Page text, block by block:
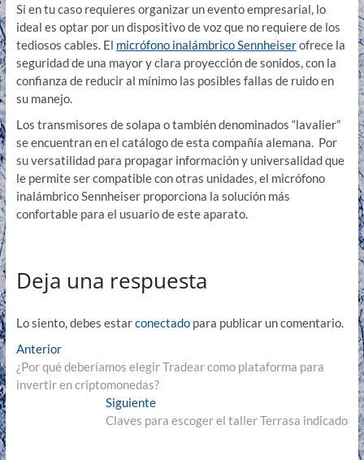
Si en tu caso requieres organizar un evento empresarial, lo
ideal es optar por un dispositivo de voz que no requiere de los
tediosos cables. El micrófono inalámbrico Sennheiserofrece la
seguridad de una mayor y clara proyección de sonidos, con la
confianza de reducir al mínimo las posibles fallas de ruido en
su manejo.
Los transmisores de solapa o también denominados “lavalier”
se encuentran en el catálogo de esta compañía alemana. Por
su versatilidad para propagar información y universalidad que
le permite ser compatible con otras unidades, el micrófono
inalámbrico Sennheiser proporciona la solución más
confortable para el usuario de este aparato.
Deja una respuesta
Lo siento, debes estarconectadopara publicar un comentario.
Navegación
de
AnteriorEntrada
anterior:
¿Por qué deberíamos elegir Tradear como plataforma para
invertir en criptomonedas?
SiguienteEntrada
siguiente:
Claves para escoger el taller Terrasa indicado